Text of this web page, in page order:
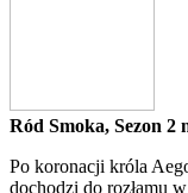
Ród Smoka, Sezon
Po koronacji króla
dochodzi do rozłamu